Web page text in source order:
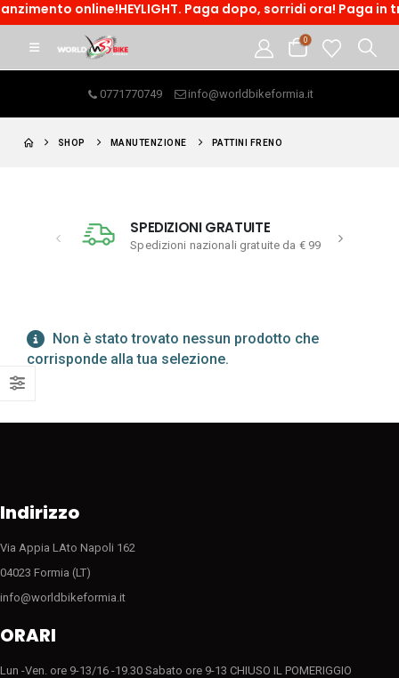
online!HEYLIGHT. Paga dopo, sorridi ora! Paga
0
0771770749 info@worldbikeformia.it
SHOP MANUTENZIONE PATTINI FRENO
SPEDIZIONI GRATUITE
Spedizioni nazionali gratuite da € 99
Non è stato trovato nessun prodotto che
corrisponde alla tua selezione.
Indirizzo
Via Appia LAto Napoli 162
04023 Formia (LT)
info@worldbikeformia.it
ORARI
Lun -Ven. ore 9-13/16 -19.30 Sabato ore 9-13 CHIUSO IL POMERIGGIO